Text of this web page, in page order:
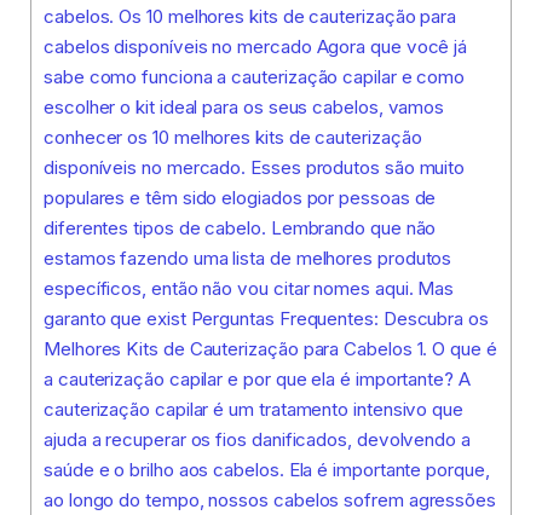
cabelos. Os 10 melhores kits de cauterização para
cabelos disponíveis no mercado Agora que você já
sabe como funciona a cauterização capilar e como
escolher o kit ideal para os seus cabelos, vamos
conhecer os 10 melhores kits de cauterização
disponíveis no mercado. Esses produtos são muito
populares e têm sido elogiados por pessoas de
diferentes tipos de cabelo. Lembrando que não
estamos fazendo uma lista de melhores produtos
específicos, então não vou citar nomes aqui. Mas
garanto que exist Perguntas Frequentes: Descubra os
Melhores Kits de Cauterização para Cabelos 1. O que é
a cauterização capilar e por que ela é importante? A
cauterização capilar é um tratamento intensivo que
ajuda a recuperar os fios danificados, devolvendo a
saúde e o brilho aos cabelos. Ela é importante porque,
ao longo do tempo, nossos cabelos sofrem agressões